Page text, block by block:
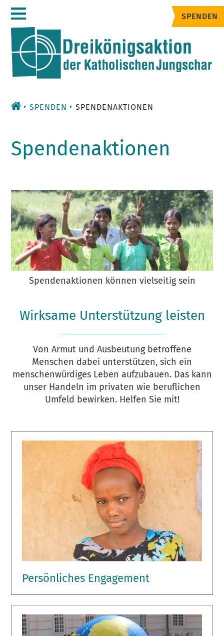
Zum
Inhalt
SPENDEN
SPENDEN SPENDENAKTIONEN
Spendenaktionen
Spendenaktionen können vielseitig sein
Wirksame Unterstützung leisten
Von Armut und Ausbeutung betroffene
Menschen dabei unterstützen, sich ein
menschenwürdiges Leben aufzubauen. Das kann
unser Handeln im privaten wie beruflichen
Umfeld bewirken. Helfen Sie mit!
Persönliches Engagement